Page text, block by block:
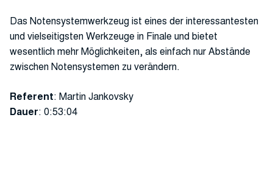
Das Notensystemwerkzeug ist eines der interessantesten
und vielseitigsten Werkzeuge in Finale und bietet
wesentlich mehr Möglichkeiten, als einfach nur Abstände
zwischen Notensystemen zu verändern.
Referent: Martin Jankovsky
Dauer: 0:53:04